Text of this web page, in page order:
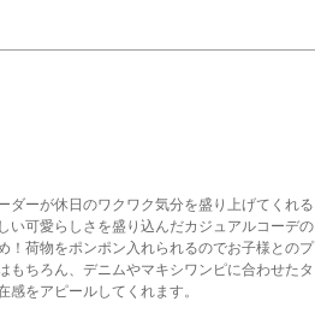
ダーが休日のワクワク気分を盛り上げてくれる
い可愛らしさを盛り込んだカジュアルコーデの
！荷物をポンポン入れられるのでお子様とのプ
もちろん、デニムやマキシワンピに合わせたタ
感をアピールしてくれます。